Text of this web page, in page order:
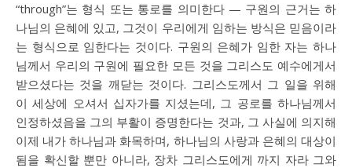
“through”는 형식 또는 통로를 의미한다 — 구원의 근거는 하
나님의 은혜에 있고, 그것이 우리에게 임하는 방식은 믿음이라
는 형식으로 임한다는 것이다. 구원의 은혜가 임한 자는 하나
님께서 우리의 구원에 필요한 모든 것을 그리스도 예수에게서
받으셨다는 것을 깨닫는 것이다. 그리스도께서 그 일을 위해
이 세상에 오셔서 십자가를 지셨는데, 그 공로를 하나님께서
인정하셨음을 그의 부활이 증명한다는 것과, 그 사실에 의지해
이제 내가 하나님과 화목하며, 하나님의 사랑과 은혜의 대상이
됨을 확신할 뿐만 아니라, 장차 그리스도에게 까지 자라 그와